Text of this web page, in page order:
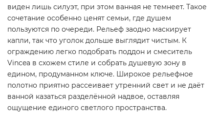
виден лишь силуэт, при этом ванная не темнеет. Такое
сочетание особенно ценят семьи, где душем
пользуются по очереди. Рельеф заодно маскирует
капли, так что уголок дольше выглядит чистым. К
ограждению легко подобрать поддон и смеситель
Vincea в схожем стиле и собрать душевую зону в
едином, продуманном ключе. Широкое рельефное
полотно приятно рассеивает утренний свет и не даёт
ванной казаться разделённой надвое, оставляя
ощущение единого светлого пространства.